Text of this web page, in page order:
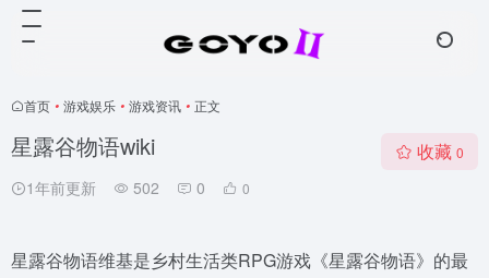
首页 • 游戏娱乐 • 游戏资讯 • 正文
星露谷物语wiki
1年前更新 502 0 0
收藏 0
星露谷物语维基是乡村生活类RPG游戏《星露谷物语》的最